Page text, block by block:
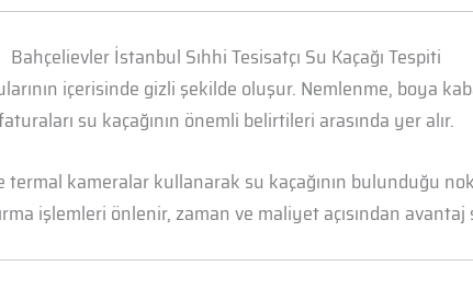
Bahçelievler İstanbul Sıhhi Tesisatçı Su Kaçağı Tespiti
içerisinde gizli şekilde oluşur. Nemlenme, boya
su kaçağının önemli belirtileri arasında yer alır.
kameralar kullanarak su kaçağının bulunduğu
işlemleri önlenir, zaman ve maliyet açısından avantaj